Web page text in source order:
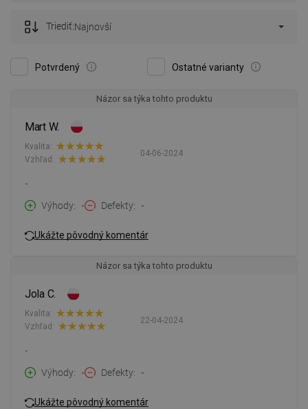
Potvrdený Ostatné varianty
Triediť:Najnovší
Názor sa týka tohto produktu
Mart W.
04-06-2024
Kvalita:
Vzhľad:
-
Výhody
- Defekty -
Ukážte pôvodný komentár
Názor sa týka tohto produktu
Jola C.
22-04-2024
Kvalita:
Vzhľad:
-
Výhody
- Defekty -
Ukážte pôvodný komentár